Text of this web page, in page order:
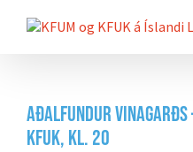
beint
Aðalfundur Vinagarðs
KFUK, kl. 20